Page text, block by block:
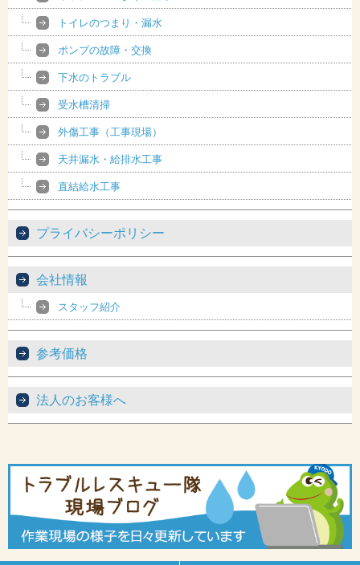
トイレのつまり・漏水
ポンプの故障・交換
下水のトラブル
受水槽清掃
外傷工事（工事現場）
天井漏水・給排水工事
直結給水工事
プライバシーポリシー
会社情報
スタッフ紹介
参考価格
法人のお客様へ